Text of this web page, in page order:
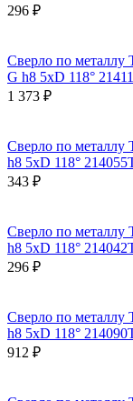
296 ₽
Сверло по металлу
G h8 5xD 118°
1 373 ₽
Сверло по металлу
h8 5xD 118°
343 ₽
Сверло по металлу
h8 5xD 118°
296 ₽
Сверло по металлу
h8 5xD 118°
912 ₽